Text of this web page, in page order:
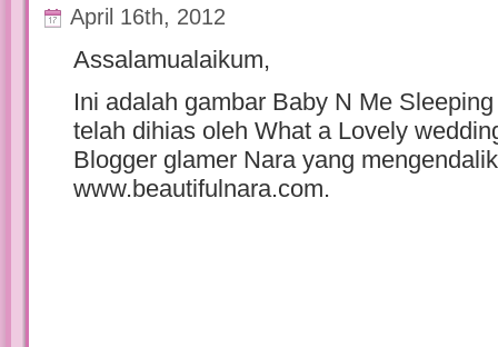
April 16th, 2012
Assalamualaikum,
Ini adalah gambar Baby N Me
telah dihias oleh What a Lovely
Blogger glamer Nara yang
www.beautifulnara.com.